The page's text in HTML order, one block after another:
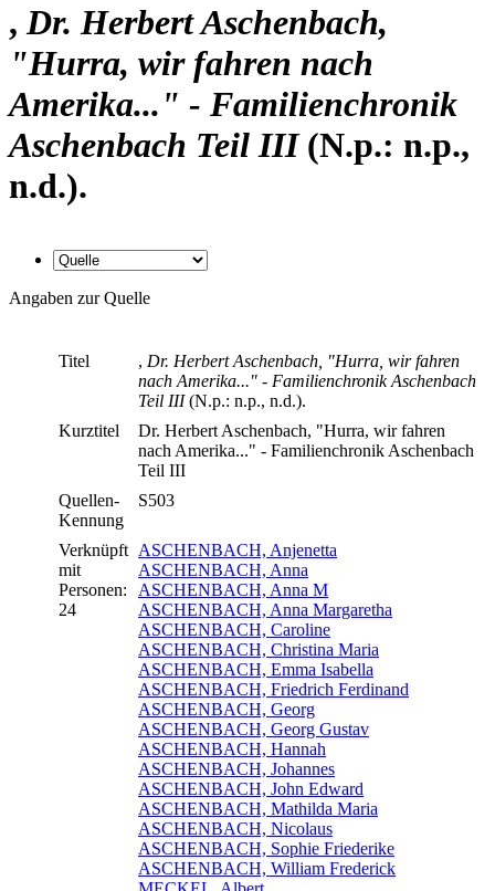
, Dr. Herbert Aschenbach,
"Hurra, wir fahren nach
Amerika..." - Familienchronik
Aschenbach Teil III(N.p.: n.p.,
n.d.).
Angaben zur Quelle
Titel , Dr. Herbert Aschenbach, "Hurra, wir fahren
nach Amerika..." - Familienchronik Aschenbach
Teil III(N.p.: n.p., n.d.).
Kurztitel
Dr. Herbert Aschenbach, "Hurra, wir fahren
nach Amerika..." - Familienchronik Aschenbach
Teil III
Quellen-
Kennung
S503
Verknüpft
mit
Personen:
24
ASCHENBACH, Anjenetta
ASCHENBACH, Anna
ASCHENBACH, Anna M
ASCHENBACH, Anna Margaretha
ASCHENBACH, Caroline
ASCHENBACH, Christina Maria
ASCHENBACH, Emma Isabella
ASCHENBACH, Friedrich Ferdinand
ASCHENBACH, Georg
ASCHENBACH, Georg Gustav
ASCHENBACH, Hannah
ASCHENBACH, Johannes
ASCHENBACH, John Edward
ASCHENBACH, Mathilda Maria
ASCHENBACH, Nicolaus
ASCHENBACH, Sophie Friederike
ASCHENBACH, William Frederick